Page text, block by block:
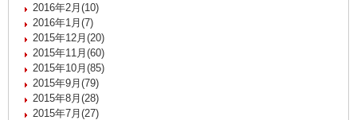
2016年2月(10)
2016年1月(7)
2015年12月(20)
2015年11月(60)
2015年10月(85)
2015年9月(79)
2015年8月(28)
2015年7月(27)